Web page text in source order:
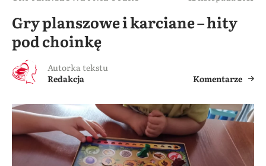
Gry planszowe i karciane – hity
pod choinkę
Autorka tekstu
Redakcja
Komentarze